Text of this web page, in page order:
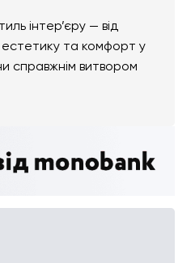
інтер’єру — від
естетику та комфорт у
справжнім витвором